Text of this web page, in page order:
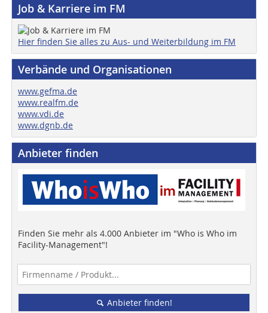
Job & Karriere im FM
Hier finden Sie alles zu Aus- und Weiterbildung im FM
Verbände und Organisationen
www.gefma.de
www.realfm.de
www.vdi.de
www.dgnb.de
Anbieter finden
Finden Sie mehr als 4.000 Anbieter im "Who is Who im
Facility-Management"!
Anbieter finden!